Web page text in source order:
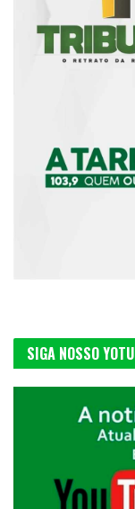
SIGA NOSSO